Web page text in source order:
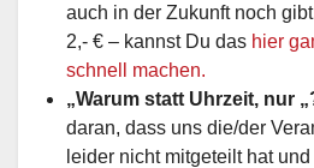
auch in der Zukunft noch
2,- € – kannst Du das hier
schnell machen.
„Warum statt Uhrzeit, nur
daran, dass uns die/der
leider nicht mitgeteilt hat